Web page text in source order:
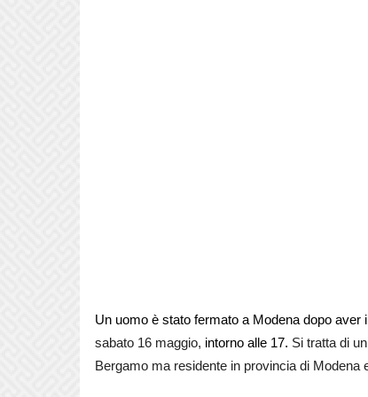
Un uomo è stato fermato a Modena dopo aver
sabato 16 maggio, intorno alle 17. Si tratta di
Bergamo ma residente in provincia di Modena